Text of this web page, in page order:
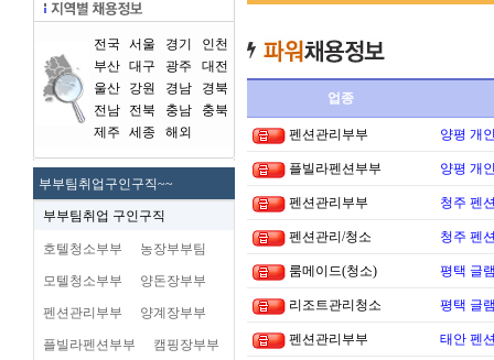
전국 서울 경기
인천
부산 대구 광주
대전
울산
강원 경남
경북
전남
전북 충남
충북
제주
세종 해외
부부팀취업구인구직~~
부부팀취업 구인구직
호텔청소부부 농장부부팀
모텔청소부부 양돈장부부
펜션관리부부 양계장부부
플빌라펜션부부 캠핑장부부
업종
펜션관리부부 양평 개
플빌라펜션부부 양평 개
펜션관리부부 청주 펜
펜션관리/청소 청주 펜
룸메이드(청소) 평택 글
리조트관리청소 평택 글
펜션관리부부 태안 펜